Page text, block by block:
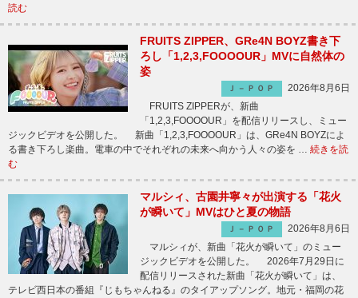
読む
FRUITS ZIPPER、GRe4N BOYZ書き下
ろし「1,2,3,FOOOOUR」MVに自然体の
姿
Ｊ－ＰＯＰ
2026年8月6日
FRUITS ZIPPERが、新曲
「1,2,3,FOOOOUR」を配信リリースし、ミュー
ジックビデオを公開した。 新曲「1,2,3,FOOOOUR」は、GRe4N BOYZによ
る書き下ろし楽曲。電車の中でそれぞれの未来へ向かう人々の姿を … 続きを読
む
マルシィ、古園井寧々が出演する「花火
が瞬いて」MVはひと夏の物語
Ｊ－ＰＯＰ
2026年8月6日
マルシィが、新曲「花火が瞬いて」のミュー
ジックビデオを公開した。 2026年7月29日に
配信リリースされた新曲「花火が瞬いて」は、
テレビ西日本の番組『じもちゃんねる』のタイアップソング。地元・福岡の花